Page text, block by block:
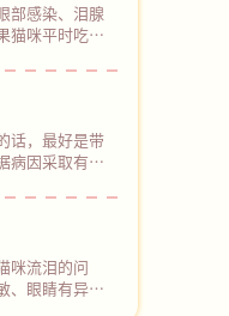
部感染、泪腺
猫咪平时吃的
此，主人平
猫咪除了眼
话，最好是带
病因采取有效
周和眼球表
或眼膏进行
咪流泪的问
、眼睛有异